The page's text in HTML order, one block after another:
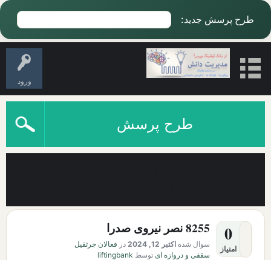
طرح پرسش جدید:
ورود
طرح پرسش
0
امتیاز
8255 نصر نیروی صدرا
سوال شده اکتبر 12, 2024 در فعالان جرثقیل
سقفی و دروازه ای توسط liftingbank